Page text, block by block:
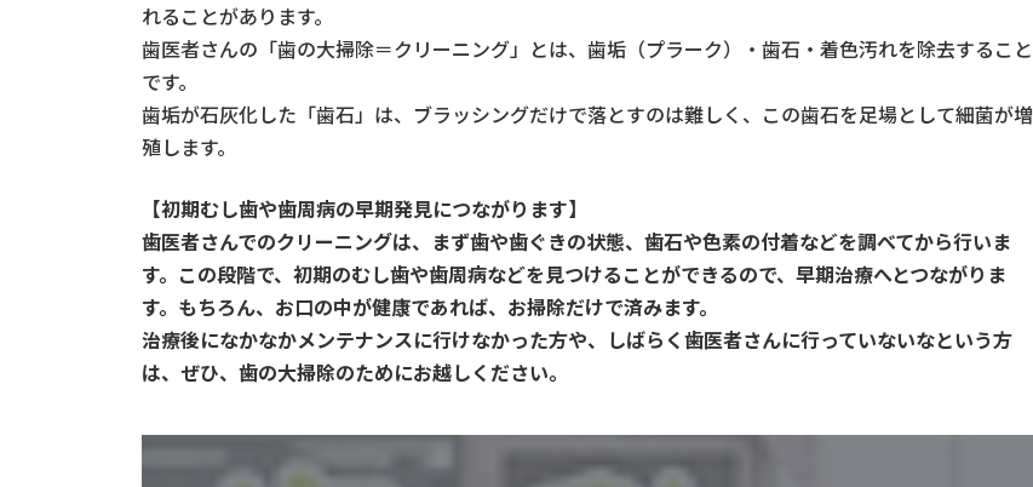
れることがあります。
歯医者さんの「歯の大掃除＝クリーニング」とは、歯垢（プラーク）・歯石・着色汚れを除去すること
です。
歯垢が石灰化した「歯石」は、ブラッシングだけで落とすのは難しく、この歯石を足場として細菌が増
殖します。
【初期むし歯や歯周病の早期発見につながります】
歯医者さんでのクリーニングは、まず歯や歯ぐきの状態、歯石や色素の付着などを調べてから行いま
す。この段階で、初期のむし歯や歯周病などを見つけることができるので、早期治療へとつながりま
す。もちろん、お口の中が健康であれば、お掃除だけで済みます。
治療後になかなかメンテナンスに行けなかった方や、しばらく歯医者さんに行っていないなという方
は、ぜひ、歯の大掃除のためにお越しください。